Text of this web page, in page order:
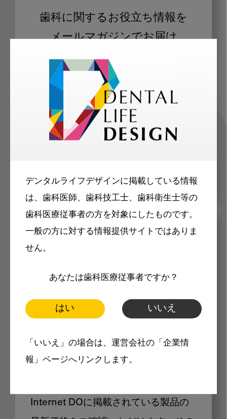
デンタルライフデザインに掲載している情報
は、歯科医師、歯科技工士、歯科衛生士等の
歯科医療従事者の方を対象にしたものです。
一般の方に対する情報提供サイトではありま
せん。
あなたは歯科医療従事者ですか？
はい いいえ
「いいえ」の場合は、運営会社の「企業情
報」ページへリンクします。
歯科に関するお役立ち情報を
メールマガジンでお届け
ご登録いただいた職種（歯科医師、歯
科衛生士、歯科技工士）に合わせた内
容のメールマガジンをお届けします。
メリット
製品価格も閲覧可能
Internet DOに掲載されている製品の